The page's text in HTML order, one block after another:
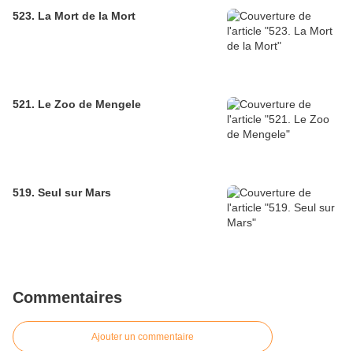
523. La Mort de la Mort
521. Le Zoo de Mengele
519. Seul sur Mars
Commentaires
Ajouter un commentaire